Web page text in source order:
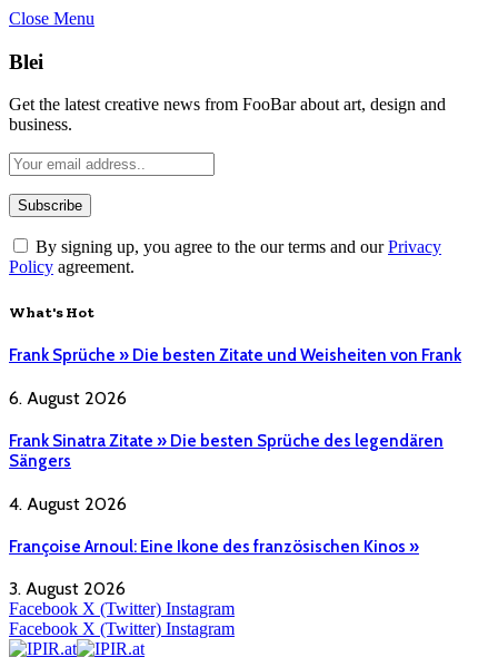
Close Menu
Blei
Get the latest creative news from FooBar about art, design and
business.
By signing up, you agree to the our terms and ourPrivacy
Policy agreement.
What's Hot
Frank Sprüche » Die besten Zitate und Weisheiten von Frank
6. August 2026
Frank Sinatra Zitate » Die besten Sprüche des legendären
Sängers
4. August 2026
Françoise Arnoul: Eine Ikone des französischen Kinos »
3. August 2026
Facebook X (Twitter) Instagram
Facebook X (Twitter) Instagram